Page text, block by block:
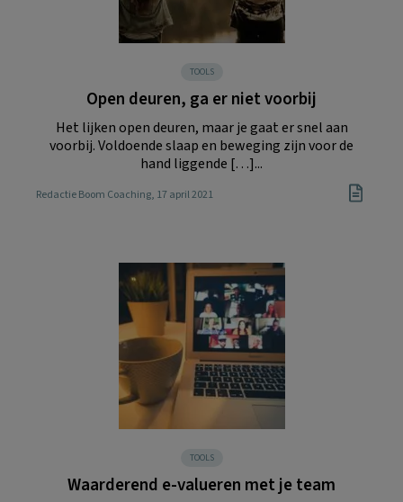
TOOLS
Open deuren, ga er niet voorbij
Het lijken open deuren, maar je gaat er snel aan
voorbij. Voldoende slaap en beweging zijn voor de
hand liggende […]...
Redactie Boom Coaching, 17 april 2021
TOOLS
Waarderend e-valueren met je team